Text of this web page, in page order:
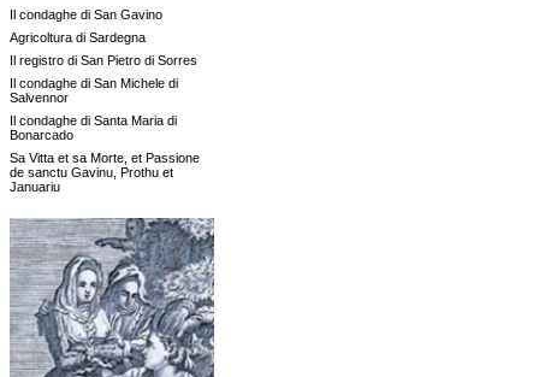
Il condaghe di San Gavino
Agricoltura di Sardegna
Il registro di San Pietro di Sorres
Il condaghe di San Michele di
Salvennor
Il condaghe di Santa Maria di
Bonarcado
Sa Vitta et sa Morte, et Passione
de sanctu Gavinu, Prothu et
Januariu